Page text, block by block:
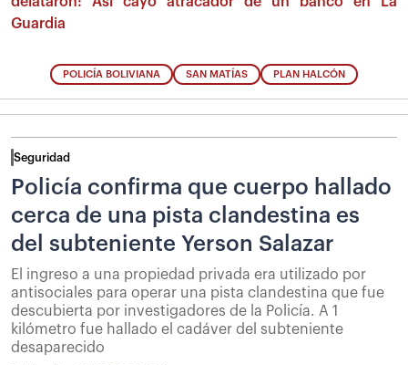
Guardia
POLICÍA BOLIVIANA SAN MATÍAS PLAN HALCÓN
Seguridad
Policía confirma que cuerpo hallado
cerca de una pista clandestina es
del subteniente Yerson Salazar
El ingreso a una propiedad privada era utilizado por
antisociales para operar una pista clandestina que fue
descubierta por investigadores de la Policía. A 1
kilómetro fue hallado el cadáver del subteniente
desaparecido